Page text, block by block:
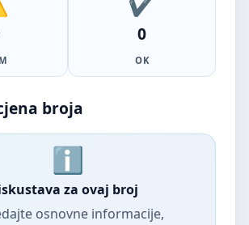
0
OK
broja
za ovaj broj
osnovne informacije,